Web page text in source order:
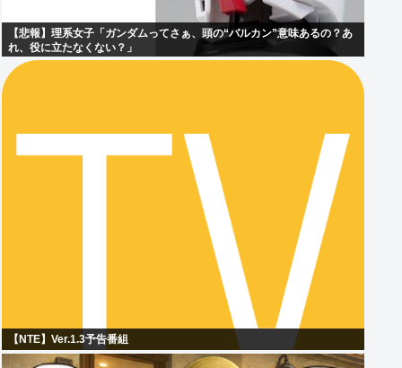
【悲報】理系女子「ガンダムってさぁ、頭の“バルカン”意味あるの？あ
れ、役に立たなくない？」
【NTE】Ver.1.3予告番組